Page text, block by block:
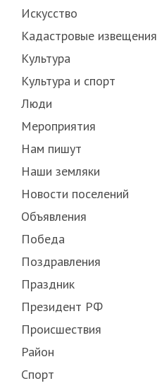
Искусство
Кадастровые извещения
Культура
Культура и спорт
Люди
Мероприятия
Нам пишут
Наши земляки
Новости поселений
Объявления
Победа
Поздравления
Праздник
Президент РФ
Происшествия
Район
Спорт